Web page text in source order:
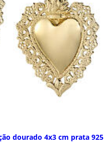
dourado 4x3 cm prata 925